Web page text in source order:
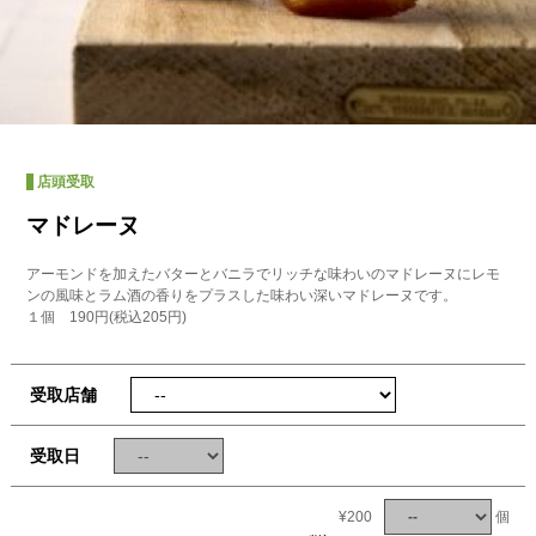
マドレーヌ
店頭受取
アーモンドを加えたバターとバニラでリッチな味わいのマドレーヌにレモ
ンの風味とラム酒の香りをプラスした味わい深いマドレーヌです。
１個 190円(税込205円)
受取店舗
受取日
¥200 個